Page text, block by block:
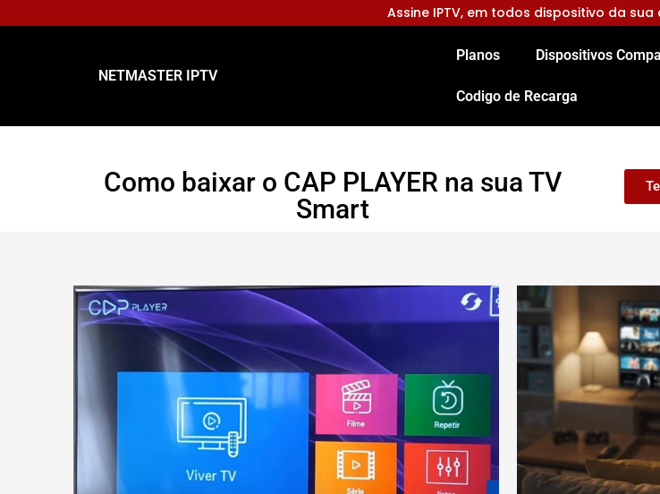
Assine IPTV, em todos dispositivo da
NETMASTER IPTV
Planos Dispositivos
Codigo de Recarga
Como baixar o CAP PLAYER na sua TV
Smart